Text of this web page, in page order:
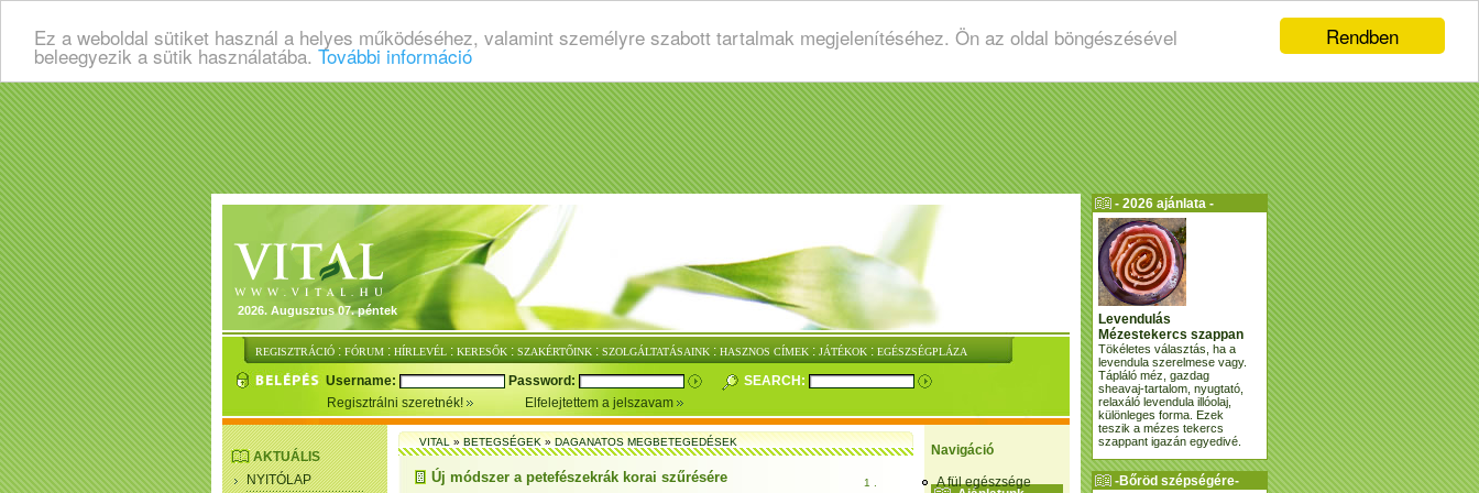
Rendben
Ez a weboldal sütiket használ a helyes működéséhez, valamint személyre szabott tartalmak megjelenítéséhez. Ön az oldal böngészésével
beleegyezik a sütik használatába. További információ
2026. Augusztus 07. péntek
REGISZTRÁCIÓ : FÓRUM : HÍRLEVÉL : KERESŐK : SZAKÉRTŐINK : SZOLGÁLTATÁSAINK : HASZNOS CÍMEK : JÁTÉKOK : EGÉSZSÉGPLÁZA
Username: Password:
SEARCH:
Regisztrálni szeretnék!
Elfelejtettem a jelszavam
Navigáció
A fül egészsége
AKTUÁLIS
NYITÓLAP
VITAL»BETEGSÉGEK»DAGANATOS MEGBETEGEDÉSEK
Új módszer a petefészekrák korai szűrésére
1 .
- 2026 ajánlata -
Levendulás
Mézestekercs szappan
Tökéletes választás, ha a
levendula szerelmese vagy.
Tápláló méz, gazdag
sheavaj-tartalom, nyugtató,
relaxáló levendula illóolaj,
különleges forma. Ezek
teszik a mézes tekercs
szappant igazán egyedivé.
-Bőröd szépségére-